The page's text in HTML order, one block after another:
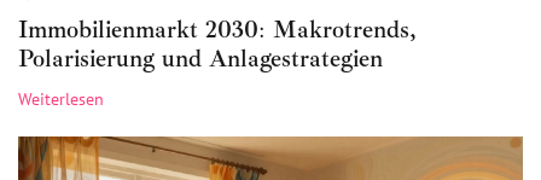
Immobilienmarkt 2030: Makrotrends,
Polarisierung und Anlagestrategien
Weiterlesen